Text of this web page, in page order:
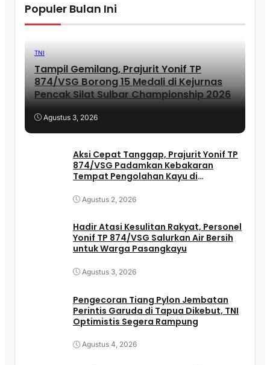
Populer Bulan Ini
TNI
Tampil Gemilang, Prajurit Yonif TP
874/VSG Borong 15 Medali di Kejurnas
Pencak Silat Sulbar Championship 2026
Agustus 3, 2026
Aksi Cepat Tanggap, Prajurit Yonif TP
874/VSG Padamkan Kebakaran
Tempat Pengolahan Kayu di
Agustus 2, 2026
Hadir Atasi Kesulitan Rakyat, Personel
Yonif TP 874/VSG Salurkan Air Bersih
untuk Warga Pasangkayu
Agustus 3, 2026
Pengecoran Tiang Pylon Jembatan
Perintis Garuda di Tapua Dikebut, TNI
Optimistis Segera Rampung
Agustus 4, 2026